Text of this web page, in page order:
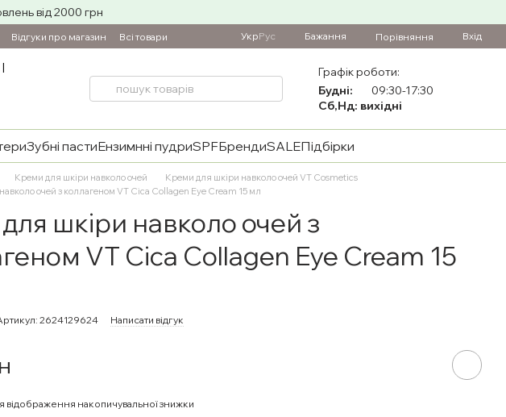
від 2000 грн
Відгуки про магазин Всі товари УкрРус Бажання Порівняння Вхід
Графік роботи:
Будні:
09:30-17:30
Сб,Нд: вихідні
Зубні пастиЕнзимнні пудриSPFБрендиSALEПідбірки
Креми для шкіри навколо очей
Креми для шкіри навколо очей VT Cosmetics
очей з коллагеном VT Cica Collagen Eye Cream 15 мл
шкіри навколо очей з
VT Cica Collagen Eye Cream 15
2624129624 Написати відгук
відображення накопичувальної знижки